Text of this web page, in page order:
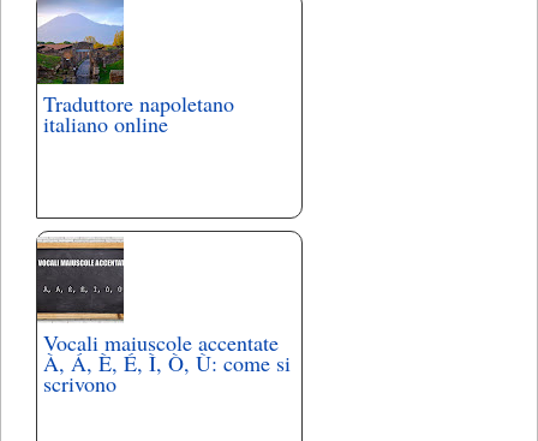
Traduttore napoletano
italiano online
Vocali maiuscole accentate
À, Á, È, É, Ì, Ò, Ù: come si
scrivono